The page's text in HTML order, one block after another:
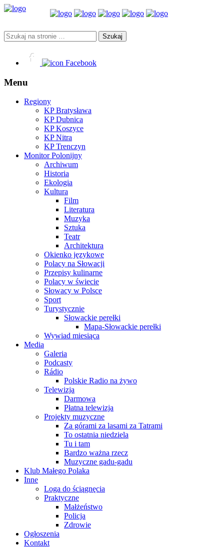
Facebook
Menu
Regiony
KP Bratysława
KP Dubnica
KP Koszyce
KP Nitra
KP Trenczyn
Monitor Polonijny
Archiwum
Historia
Ekologia
Kultura
Film
Literatura
Muzyka
Sztuka
Teatr
Architektura
Okienko językowe
Polacy na Słowacji
Przepisy kulinarne
Polacy w świecie
Słowacy w Polsce
Sport
Turystycznie
Słowackie perełki
Mapa-Słowackie perełki
Wywiad miesiąca
Media
Galeria
Podcasty
Rádio
Polskie Radio na żywo
Telewizja
Darmowa
Płatna telewizja
Projekty muzyczne
Za górami za lasami za Tatrami
To ostatnia niedziela
Tu i tam
Bardzo ważna rzecz
Muzyczne gadu-gadu
Klub Małego Polaka
Inne
Loga do ściągnęcia
Praktyczne
Małżeństwo
Policja
Zdrowie
Ogłoszenia
Kontakt